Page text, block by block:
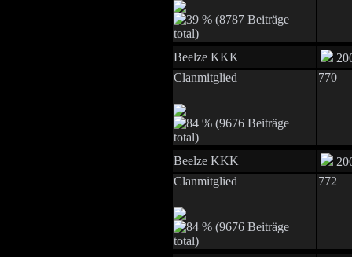
Beelze KKK
Clanmitglied
770
Beelze KKK
Clanmitglied
772